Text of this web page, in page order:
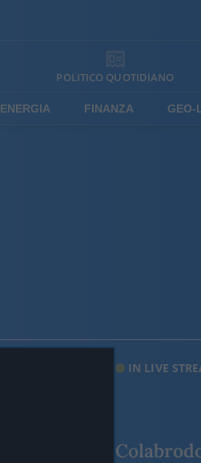
POLITICO QUOTIDIANO
ENERGIA FINANZA GEO-
IN LIVE